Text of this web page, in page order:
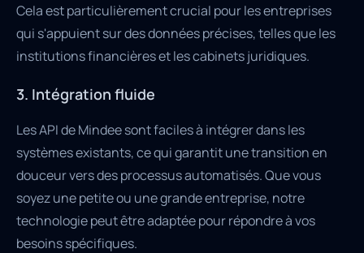
Cela est particulièrement crucial pour les entreprises
qui s'appuient sur des données précises, telles que les
institutions financières et les cabinets juridiques.
3. Intégration fluide
Les API de Mindee sont faciles à intégrer dans les
systèmes existants, ce qui garantit une transition en
douceur vers des processus automatisés. Que vous
soyez une petite ou une grande entreprise, notre
technologie peut être adaptée pour répondre à vos
besoins spécifiques.